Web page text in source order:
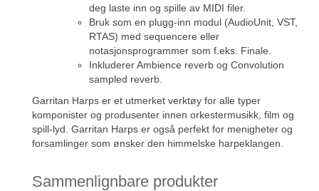
deg laste inn og spille av MIDI filer.
Bruk som en plugg-inn modul (AudioUnit, VST,
RTAS) med sequencere eller
notasjonsprogrammer som f.eks. Finale.
Inkluderer Ambience reverb og Convolution
sampled reverb.
Garritan Harps er et utmerket verktøy for alle typer
komponister og produsenter innen orkestermusikk, film og
spill-lyd. Garritan Harps er også perfekt for menigheter og
forsamlinger som ønsker den himmelske harpeklangen.
Sammenlignbare produkter